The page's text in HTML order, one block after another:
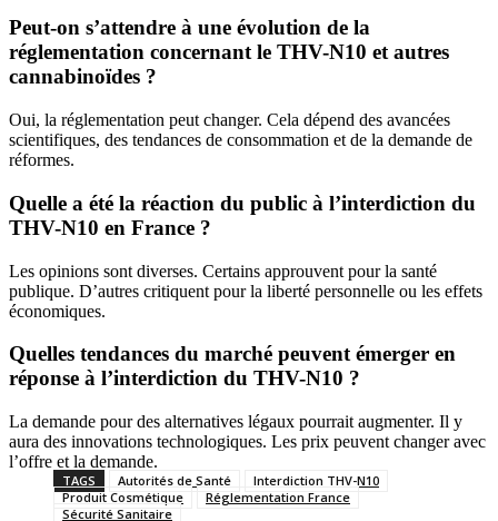
Peut-on s’attendre à une évolution de la
réglementation concernant le THV-N10 et autres
cannabinoïdes ?
Oui, la réglementation peut changer. Cela dépend des avancées
scientifiques, des tendances de consommation et de la demande de
réformes.
Quelle a été la réaction du public à l’interdiction du
THV-N10 en France ?
Les opinions sont diverses. Certains approuvent pour la santé
publique. D’autres critiquent pour la liberté personnelle ou les effets
économiques.
Quelles tendances du marché peuvent émerger en
réponse à l’interdiction du THV-N10 ?
La demande pour des alternatives légaux pourrait augmenter. Il y
aura des innovations technologiques. Les prix peuvent changer avec
l’offre et la demande.
TAGS Autorités de Santé
Interdiction THV-N10
Produit Cosmétique
Réglementation France
Sécurité Sanitaire